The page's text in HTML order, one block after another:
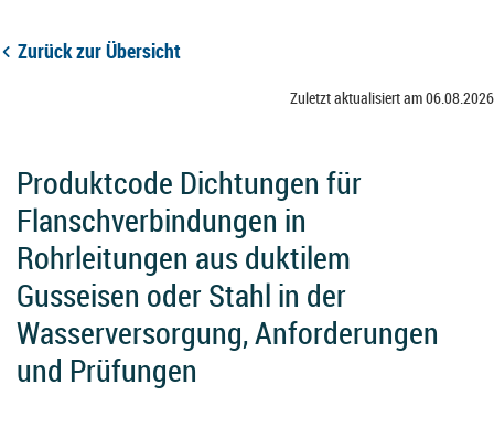
Zurück zur Übersicht
Zuletzt aktualisiert am 06.08.2026
Produktcode Dichtungen für
Flanschverbindungen in
Rohrleitungen aus duktilem
Gusseisen oder Stahl in der
Wasserversorgung, Anforderungen
und Prüfungen